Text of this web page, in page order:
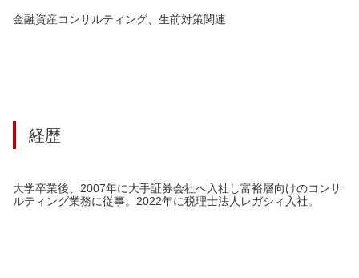
金融資産コンサルティング、生前対策関連
経歴
大学卒業後、2007年に大手証券会社へ入社し富裕層向けのコンサ
ルティング業務に従事。2022年に税理士法人レガシィ入社。